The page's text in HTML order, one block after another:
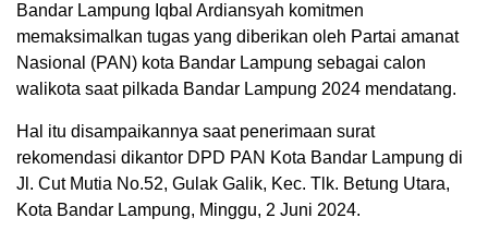
Bandar Lampung Iqbal Ardiansyah komitmen
memaksimalkan tugas yang diberikan oleh Partai amanat
Nasional (PAN) kota Bandar Lampung sebagai calon
walikota saat pilkada Bandar Lampung 2024 mendatang.
Hal itu disampaikannya saat penerimaan surat
rekomendasi dikantor DPD PAN Kota Bandar Lampung di
Jl. Cut Mutia No.52, Gulak Galik, Kec. Tlk. Betung Utara,
Kota Bandar Lampung, Minggu, 2 Juni 2024.